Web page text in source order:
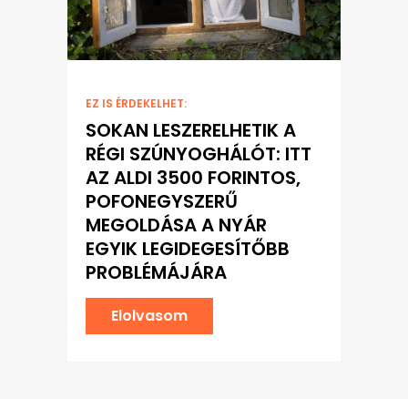
EZ IS ÉRDEKELHET:
SOKAN LESZERELHETIK A
RÉGI SZÚNYOGHÁLÓT: ITT
AZ ALDI 3500 FORINTOS,
POFONEGYSZERŰ
MEGOLDÁSA A NYÁR
EGYIK LEGIDEGESÍTŐBB
PROBLÉMÁJÁRA
Elolvasom